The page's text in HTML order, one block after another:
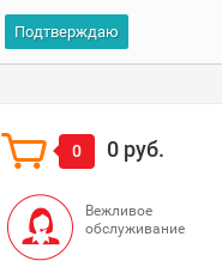
Подтверждаю
0 0 руб.
Вежливое
обслуживание